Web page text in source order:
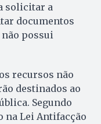
solicitar a
documentos
possui
recursos não
destinados ao
Segundo
na Lei Antifacção